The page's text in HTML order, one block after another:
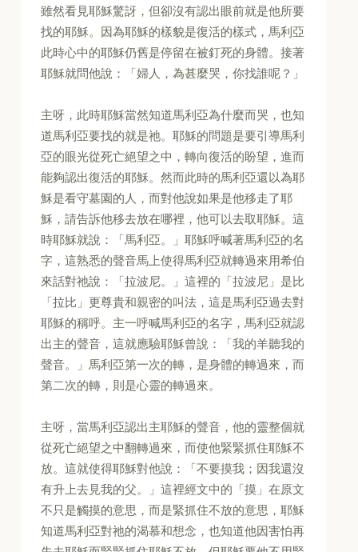
雖然看見耶穌驚訝，但卻沒有認出眼前就是他所要
找的耶穌。因為耶穌的樣貌是復活的樣式，馬利亞
此時心中的耶穌仍舊是停留在被釘死的身體。接著
耶穌就問他說：「婦人，為甚麼哭，你找誰呢？」
主呀，此時耶穌當然知道馬利亞為什麼而哭，也知
道馬利亞要找的就是祂。耶穌的問題是要引導馬利
亞的眼光從死亡絕望之中，轉向復活的盼望，進而
能夠認出復活的耶穌。然而此時的馬利亞還以為耶
穌是看守墓園的人，而對他說如果是他移走了耶
穌，請告訴他移去放在哪裡，他可以去取耶穌。這
時耶穌就說：「馬利亞。」耶穌呼喊著馬利亞的名
字，這熟悉的聲音馬上使得馬利亞就轉過來用希伯
來話對祂說：「拉波尼。」這裡的「拉波尼」是比
「拉比」更尊貴和親密的叫法，這是馬利亞過去對
耶穌的稱呼。主一呼喊馬利亞的名字，馬利亞就認
出主的聲音，這就應驗耶穌曾說：「我的羊聽我的
聲音。」馬利亞第一次的轉，是身體的轉過來，而
第二次的轉，則是心靈的轉過來。
主呀，當馬利亞認出主耶穌的聲音，他的靈整個就
從死亡絕望之中翻轉過來，而使他緊緊抓住耶穌不
放。這就使得耶穌對他說：「不要摸我；因我還沒
有升上去見我的父。」這裡經文中的「摸」在原文
不只是觸摸的意思，而是緊抓住不放的意思，耶穌
知道馬利亞對祂的渴慕和想念，也知道他因害怕再